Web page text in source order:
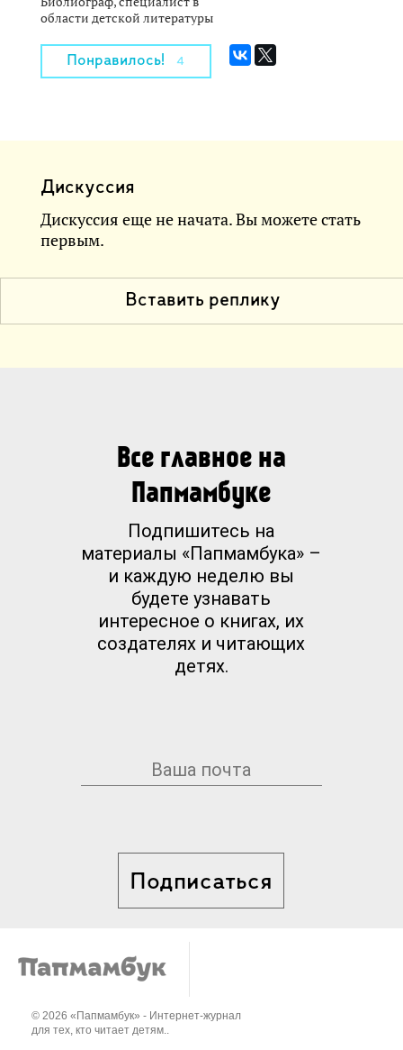
области детской литературы
Понравилось! 4
Дискуссия
Дискуссия еще не начата. Вы можете стать
первым.
Вставить реплику
Все главное на
Папмамбуке
Подпишитесь на
материалы «Папмамбука» –
и каждую неделю вы
будете узнавать
интересное о книгах, их
создателях и читающих
детях.
Подписаться
© 2026 «Папмамбук» - Интернет-журнал
для тех, кто читает детям..